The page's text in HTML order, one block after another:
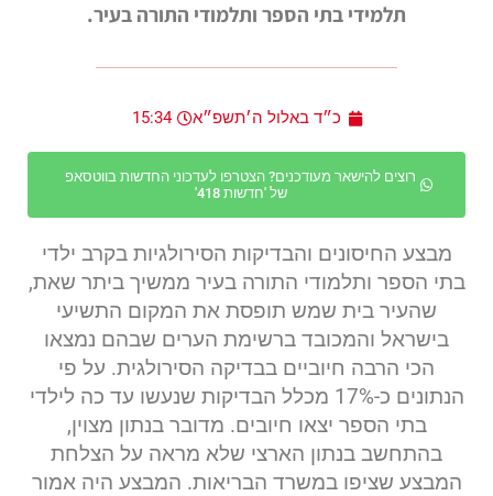
תלמידי בתי הספר ותלמודי התורה בעיר.
כ״ד באלול ה׳תשפ״א 15:34
רוצים להישאר מעודכנים? הצטרפו לעדכוני החדשות בווטסאפ
של 'חדשות 418'
מבצע החיסונים והבדיקות הסירולגיות בקרב ילדי
בתי הספר ותלמודי התורה בעיר ממשיך ביתר שאת,
שהעיר בית שמש תופסת את המקום התשיעי
בישראל והמכובד ברשימת הערים שבהם נמצאו
הכי הרבה חיוביים בבדיקה הסירולגית. על פי
הנתונים כ-17% מכלל הבדיקות שנעשו עד כה לילדי
בתי הספר יצאו חיובים. מדובר בנתון מצוין,
בהתחשב בנתון הארצי שלא מראה על הצלחת
המבצע שציפו במשרד הבריאות. המבצע היה אמור